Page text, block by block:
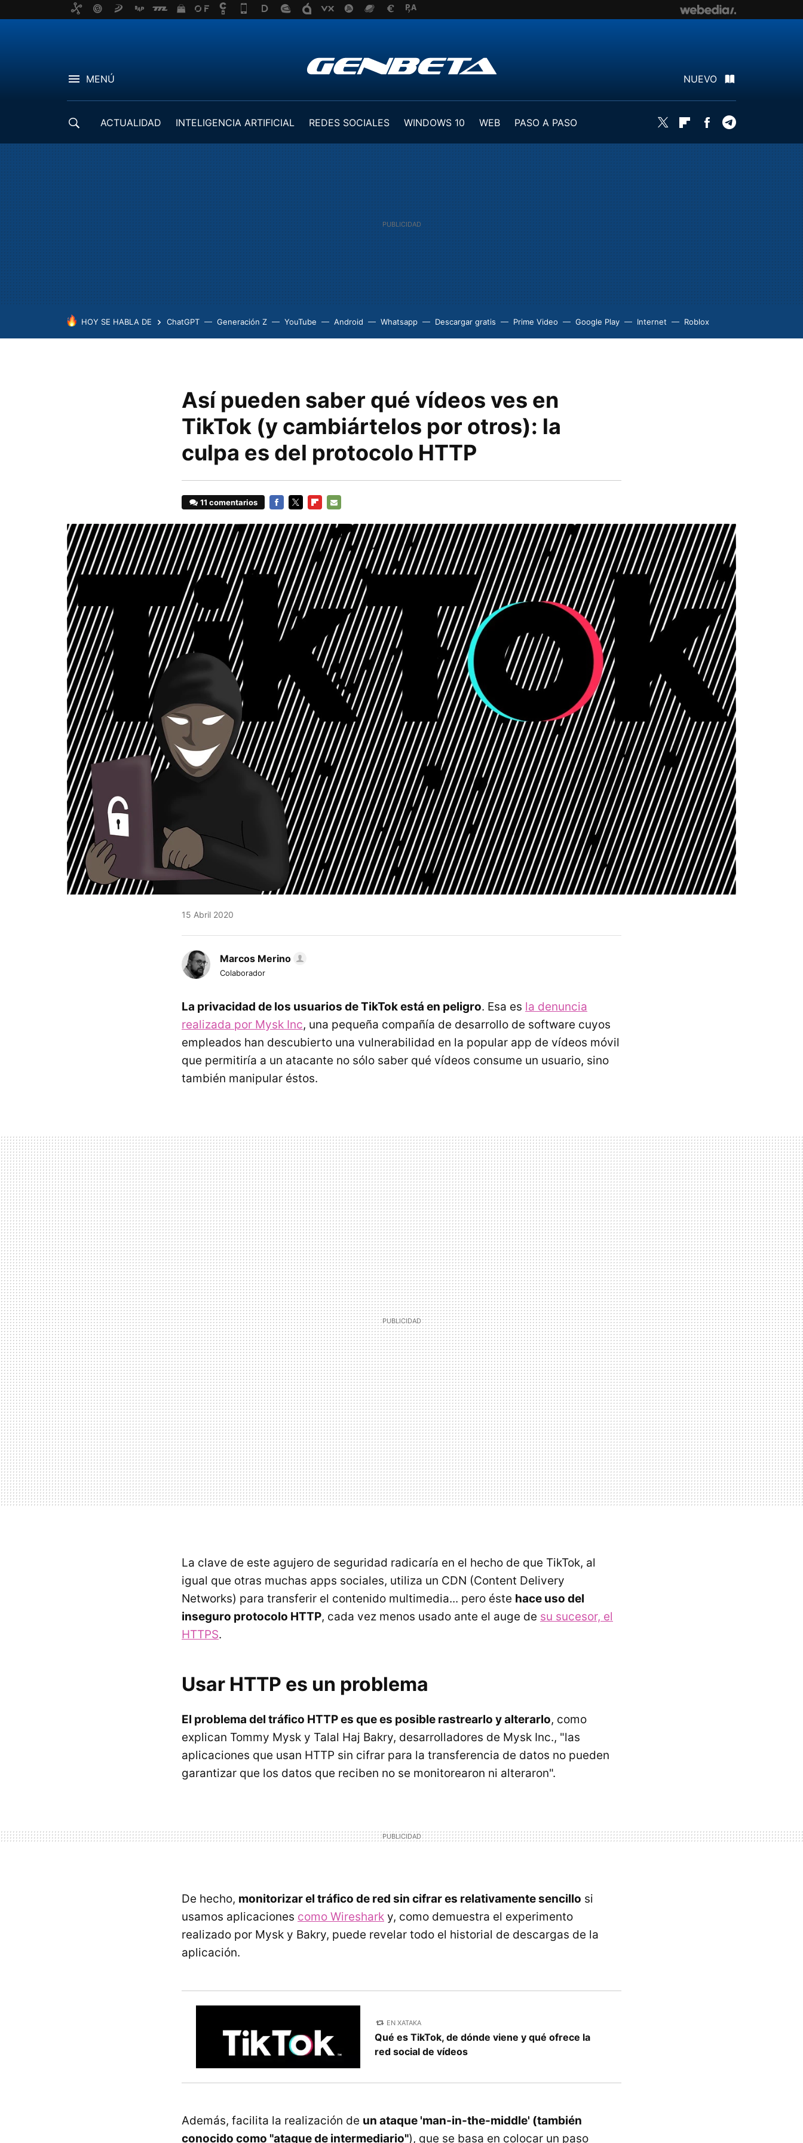
MENÚ NUEVO
ACTUALIDAD INTELIGENCIA ARTIFICIAL REDES SOCIALES WINDOWS 10 WEB
PASO A PASO
Twitter FlipboardFacebook
HOY SE HABLA DE ChatGPT Generación Z YouTube Android Whatsapp Descargar gratis Prime Video Google Play Internet Roblox
Así pueden saber qué vídeos ves en
TikTok (y cambiártelos por otros): la
culpa es del protocolo HTTP
11 comentarios
MAIL
15 Abril 2020
Marcos Merino
Colaborador
La privacidad de los usuarios de TikTok está en peligro. Esa es la denuncia
realizada por Mysk Inc, una pequeña compañía de desarrollo de software cuyos
empleados han descubierto una vulnerabilidad en la popular app de vídeos móvil
que permitiría a un atacante no sólo saber qué vídeos consume un usuario, sino
también manipular éstos.
La clave de este agujero de seguridad radicaría en el hecho de que TikTok, al
igual que otras muchas apps sociales, utiliza un CDN (Content Delivery
Networks) para transferir el contenido multimedia... pero éste hace uso del
inseguro protocolo HTTP, cada vez menos usado ante el auge de su sucesor, el
HTTPS.
Usar HTTP es un problema
El problema del tráfico HTTP es que es posible rastrearlo y alterarlo, como
explican Tommy Mysk y Talal Haj Bakry, desarrolladores de Mysk Inc., "las
aplicaciones que usan HTTP sin cifrar para la transferencia de datos no pueden
garantizar que los datos que reciben no se monitorearon ni alteraron".
De hecho, monitorizar el tráfico de red sin cifrar es relativamente sencillo si
usamos aplicaciones como Wireshark y, como demuestra el experimento
realizado por Mysk y Bakry, puede revelar todo el historial de descargas de la
aplicación.
EN XATAKA
Qué es TikTok, de dónde viene y qué ofrece la
red social de vídeos
Además, facilita la realización de un ataque 'man-in-the-middle' (también
conocido como "ataque de intermediario"), que se basa en colocar un paso